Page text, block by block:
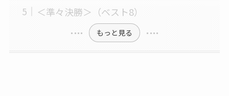
＜準々決勝＞（ベスト8）
もっと見る